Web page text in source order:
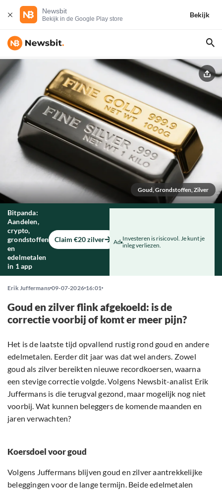
Newsbit
Bekijk in de Google Play store
Bekijk
Goud, Grondstoffen, Zilver
Bitpanda:
Aandelen,
crypto,
grondstoffen
en
edelmetalen
in 1 app
Claim €20 zilver Ad Investeren is risicovol. Je kunt je
inleg verliezen.
Erik Juffermans 09-07-2026 16:01
Goud en zilver flink afgekoeld: is de
correctie voorbij of komt er meer pijn?
Het is de laatste tijd opvallend rustig rond goud en andere
edelmetalen. Eerder dit jaar was dat wel anders. Zowel
goud als zilver bereikten nieuwe recordkoersen, waarna
een stevige correctie volgde. Volgens Newsbit-analist Erik
Juffermans is die terugval gezond, maar mogelijk nog niet
voorbij. Wat kunnen beleggers de komende maanden en
jaren verwachten?
Koersdoel voor goud
Volgens Juffermans blijven goud en zilver aantrekkelijke
beleggingen voor de lange termijn. Beide edelmetalen